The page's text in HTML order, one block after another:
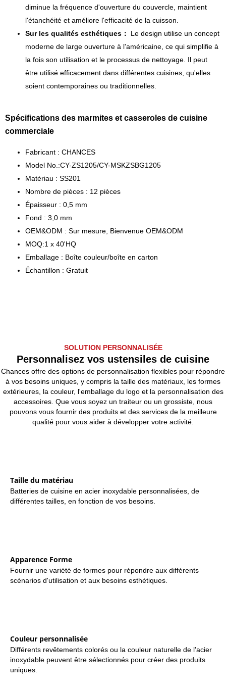
diminue la fréquence d'ouverture du couvercle, maintient
l'étanchéité et améliore l'efficacité de la cuisson.
Sur les qualités esthétiques：
Le design utilise un concept
moderne de large ouverture à l'américaine, ce qui simplifie à
la fois son utilisation et le processus de nettoyage. Il peut
être utilisé efficacement dans différentes cuisines, qu'elles
soient contemporaines ou traditionnelles.
Spécifications des marmites et casseroles de cuisine
commerciale
Fabricant : CHANCES
Model No.:CY-ZS1205/CY-MSKZSBG1205
Matériau : SS201
Nombre de pièces : 12 pièces
Épaisseur : 0,5 mm
Fond : 3,0 mm
OEM&ODM : Sur mesure, Bienvenue OEM&ODM
MOQ:1 x 40'HQ
Emballage : Boîte couleur/boîte en carton
Échantillon : Gratuit
SOLUTION PERSONNALISÉE
Personnalisez vos ustensiles de cuisine
Chances offre des options de personnalisation flexibles pour répondre
à vos besoins uniques, y compris la taille des matériaux, les formes
extérieures, la couleur, l'emballage du logo et la personnalisation des
accessoires. Que vous soyez un traiteur ou un grossiste, nous
pouvons vous fournir des produits et des services de la meilleure
qualité pour vous aider à développer votre activité.
Taille du matériau
Batteries de cuisine en acier inoxydable personnalisées, de
différentes tailles, en fonction de vos besoins.
Apparence Forme
Fournir une variété de formes pour répondre aux différents
scénarios d'utilisation et aux besoins esthétiques.
Couleur personnalisée
Différents revêtements colorés ou la couleur naturelle de l'acier
inoxydable peuvent être sélectionnés pour créer des produits
uniques.